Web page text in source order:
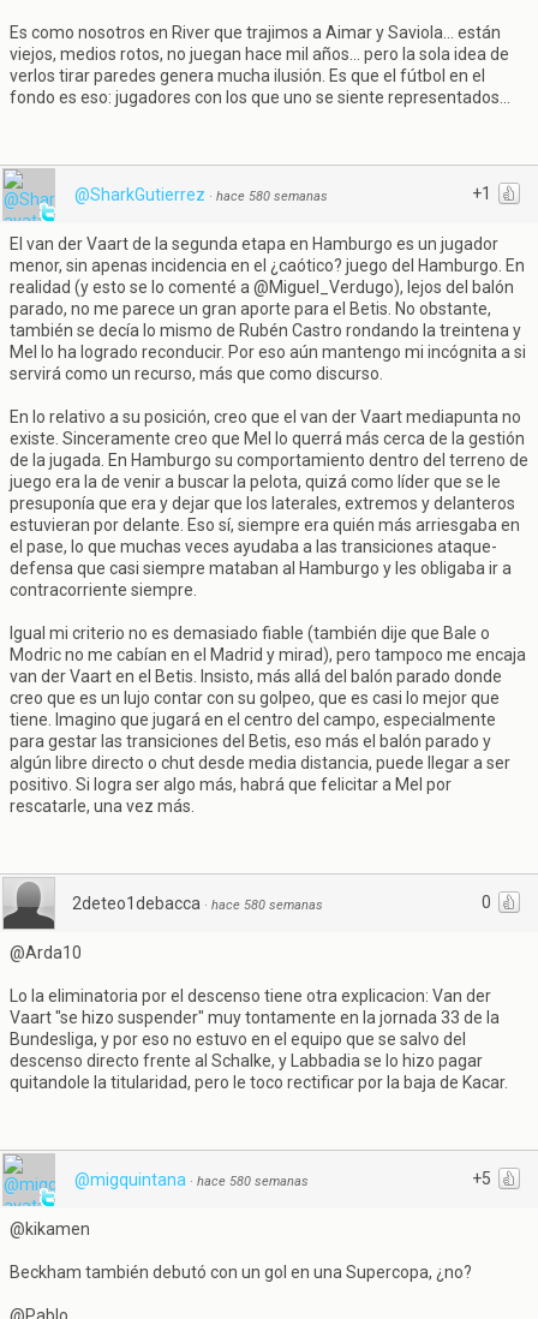
Es como nosotros en River que trajimos a Aimar y Saviola... están
viejos, medios rotos, no juegan hace mil años... pero la sola idea de
verlos tirar paredes genera mucha ilusión. Es que el fútbol en el
fondo es eso: jugadores con los que uno se siente representados...
+1
@SharkGutierrez · hace 580 semanas
El van der Vaart de la segunda etapa en Hamburgo es un jugador
menor, sin apenas incidencia en el ¿caótico? juego del Hamburgo. En
realidad (y esto se lo comenté a @Miguel_Verdugo), lejos del balón
parado, no me parece un gran aporte para el Betis. No obstante,
también se decía lo mismo de Rubén Castro rondando la treintena y
Mel lo ha logrado reconducir. Por eso aún mantengo mi incógnita a si
servirá como un recurso, más que como discurso.
En lo relativo a su posición, creo que el van der Vaart mediapunta no
existe. Sinceramente creo que Mel lo querrá más cerca de la gestión
de la jugada. En Hamburgo su comportamiento dentro del terreno de
juego era la de venir a buscar la pelota, quizá como líder que se le
presuponía que era y dejar que los laterales, extremos y delanteros
estuvieran por delante. Eso sí, siempre era quién más arriesgaba en
el pase, lo que muchas veces ayudaba a las transiciones ataque-
defensa que casi siempre mataban al Hamburgo y les obligaba ir a
contracorriente siempre.
Igual mi criterio no es demasiado fiable (también dije que Bale o
Modric no me cabían en el Madrid y mirad), pero tampoco me encaja
van der Vaart en el Betis. Insisto, más allá del balón parado donde
creo que es un lujo contar con su golpeo, que es casi lo mejor que
tiene. Imagino que jugará en el centro del campo, especialmente
para gestar las transiciones del Betis, eso más el balón parado y
algún libre directo o chut desde media distancia, puede llegar a ser
positivo. Si logra ser algo más, habrá que felicitar a Mel por
rescatarle, una vez más.
0
2deteo1debacca · hace 580 semanas
@Arda10
Lo la eliminatoria por el descenso tiene otra explicacion: Van der
Vaart "se hizo suspender" muy tontamente en la jornada 33 de la
Bundesliga, y por eso no estuvo en el equipo que se salvo del
descenso directo frente al Schalke, y Labbadia se lo hizo pagar
quitandole la titularidad, pero le toco rectificar por la baja de Kacar.
+5
@migquintana · hace 580 semanas
@kikamen
Beckham también debutó con un gol en una Supercopa, ¿no?